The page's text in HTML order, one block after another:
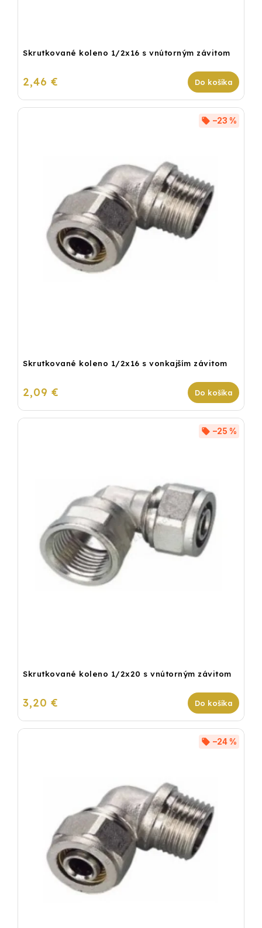
Skrutkované koleno 1/2x16 s vnútorným závitom
2,46 € Do košíka
Skrutkované koleno 1/2x16 s vonkajším závitom
–23 %
2,09 € Do košíka
Skrutkované koleno 1/2x20 s vnútorným závitom
–25 %
3,20 € Do košíka
–24 %